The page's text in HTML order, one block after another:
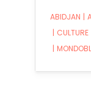
ABIDJAN |
| CULTURE
|